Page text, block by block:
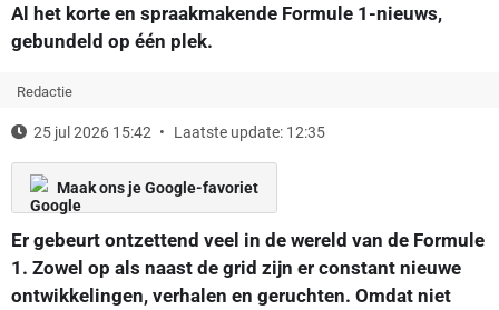
Al het korte en spraakmakende Formule 1-nieuws,
gebundeld op één plek.
Redactie
25 jul 2026 15:42 Laatste update: 12:35
Maak ons je Google-favoriet
Er gebeurt ontzettend veel in de wereld van de Formule
1. Zowel op als naast de grid zijn er constant nieuwe
ontwikkelingen, verhalen en geruchten. Omdat niet